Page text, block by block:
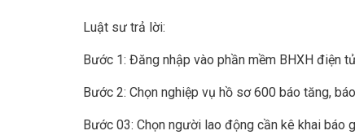
Luật sư trả lời:
Bước 1: Đăng nhập vào phần mềm BHXH điện
Bước 2: Chọn nghiệp vụ hồ sơ 600 báo tăng,
Bước 03: Chọn người lao động cần kê khai báo